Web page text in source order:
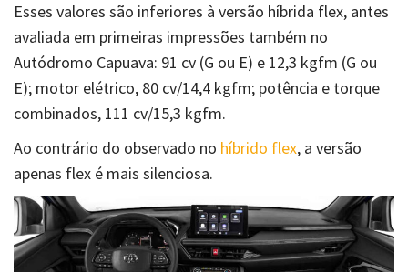
Esses valores são inferiores à versão híbrida flex, antes
avaliada em primeiras impressões também no
Autódromo Capuava: 91 cv (G ou E) e 12,3 kgfm (G ou
E); motor elétrico, 80 cv/14,4 kgfm; potência e torque
combinados, 111 cv/15,3 kgfm.
Ao contrário do observado no híbrido flex, a versão
apenas flex é mais silenciosa.